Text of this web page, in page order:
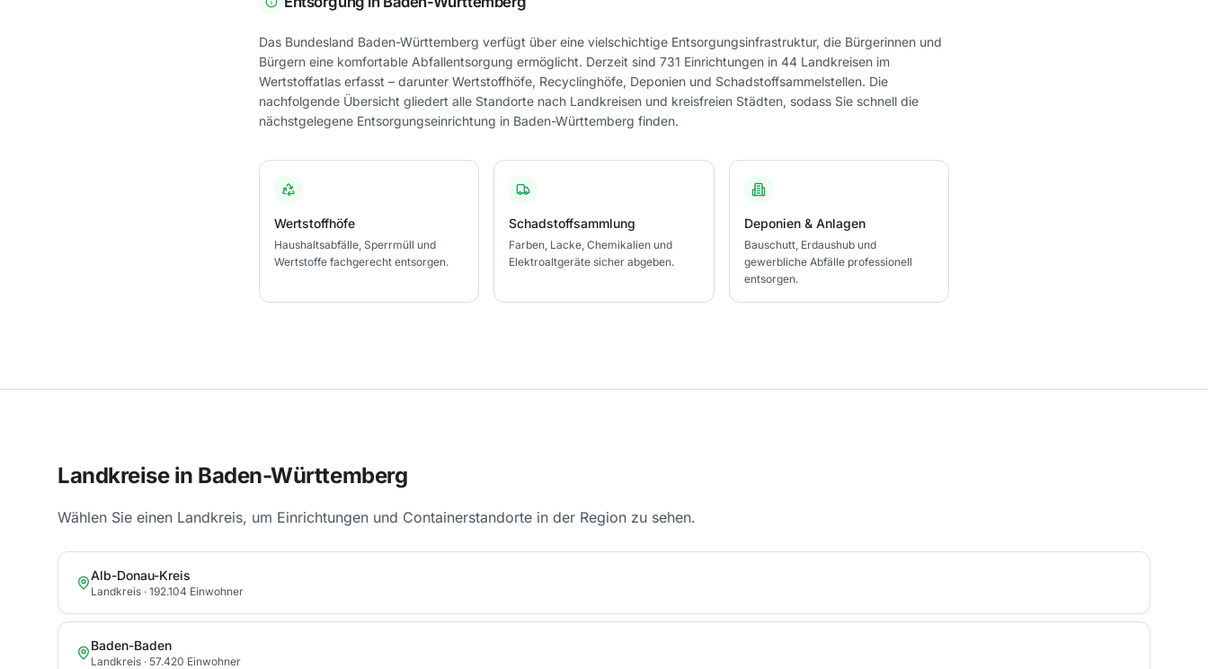
Das Bundesland Baden-Württemberg verfügt über eine vielschichtige Entsorgungsinfrastruktur, die Bürgerinnen und
Bürgern eine komfortable Abfallentsorgung ermöglicht. Derzeit sind 731 Einrichtungen in 44 Landkreisen im
Wertstoffatlas erfasst – darunter Wertstoffhöfe, Recyclinghöfe, Deponien und Schadstoffsammelstellen. Die
nachfolgende Übersicht gliedert alle Standorte nach Landkreisen und kreisfreien Städten, sodass Sie schnell die
nächstgelegene Entsorgungseinrichtung in Baden-Württemberg finden.
Wertstoffhöfe
Haushaltsabfälle, Sperrmüll und
Wertstoffe fachgerecht entsorgen.
Schadstoffsammlung
Farben, Lacke, Chemikalien und
Elektroaltgeräte sicher abgeben.
Deponien & Anlagen
Bauschutt, Erdaushub und
gewerbliche Abfälle professionell
entsorgen.
Landkreise in Baden-Württemberg
Wählen Sie einen Landkreis, um Einrichtungen und Containerstandorte in der Region zu sehen.
Alb-Donau-Kreis
Landkreis · 192.104 Einwohner
Baden-Baden
Landkreis · 57.420 Einwohner